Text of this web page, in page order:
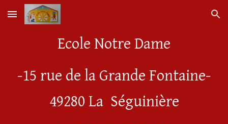
Skip to main content Skip to navigation
Ecole Notre Dame
-15 rue de la Grande Fontaine-
49280 La Séguinière